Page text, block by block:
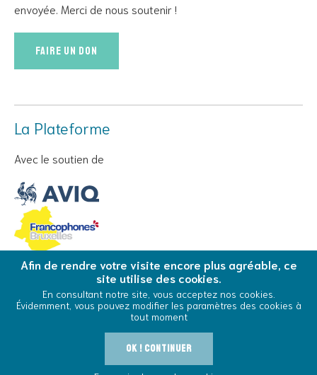
envoyée. Merci de nous soutenir !
Faire un don
La Plateforme
Avec le soutien de
© Copyright 2026 La Plateforme - Tous droits réservés
Conditions Générales d’Utilisation
Cookies
Afin de rendre votre visite encore plus agréable, ce
site utilise des cookies.
En consultant notre site, vous acceptez nos cookies.
Évidemment, vous pouvez modifier les paramètres des cookies à
tout moment
OK ! Continuer